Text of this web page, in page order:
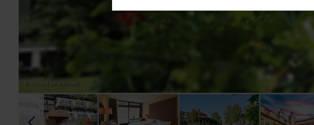
© Reichel's Parkhotel
möchten, um Ihnen unsere Dienste bei einem erneuten
Um unser Angebot und unsere Webseite weiter zu
dieser Cookies können wir beispielsweise die
Übermittlung, der auf unsere Website erfassten Daten,
Datenschutzhinweisen
. Sie können Ihre Einwilligung
Diese Cookies werden genutzt, um Ihnen personalisierte